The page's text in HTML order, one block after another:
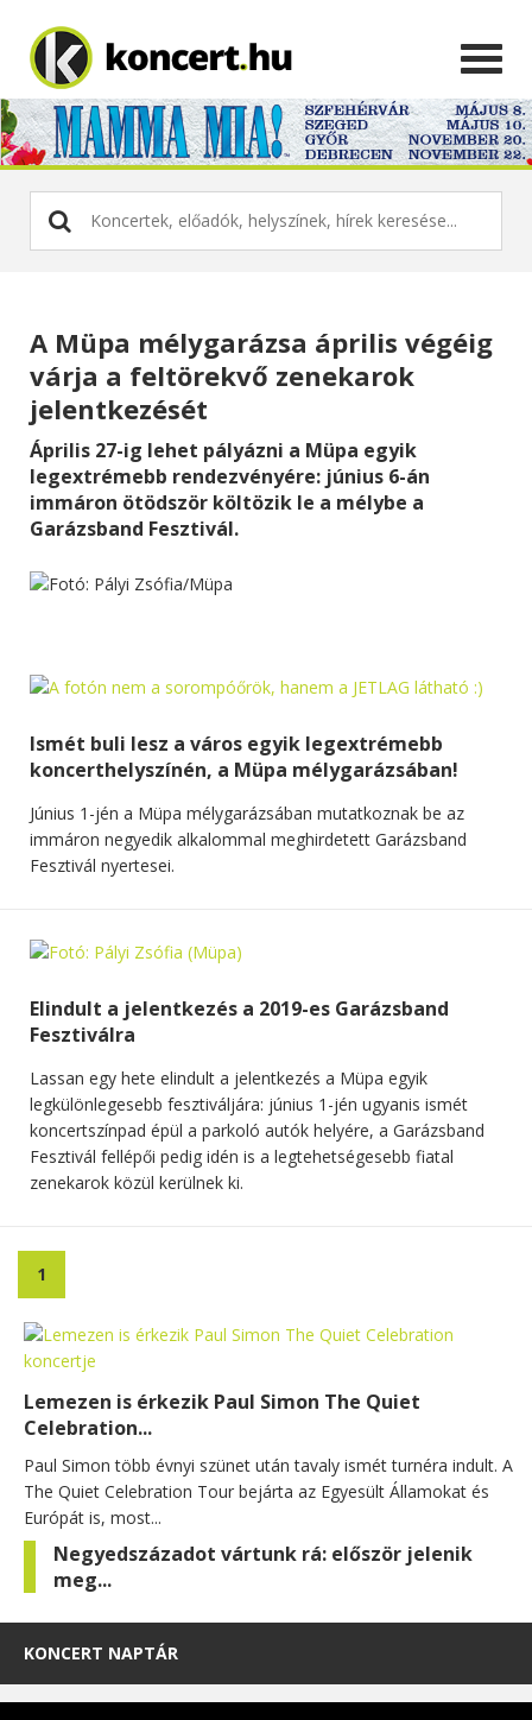
A Müpa mélygarázsa április végéig
várja a feltörekvő zenekarok
jelentkezését
Április 27-ig lehet pályázni a Müpa egyik
legextrémebb rendezvényére: június 6-án
immáron ötödször költözik le a mélybe a
Garázsband Fesztivál.
Ismét buli lesz a város egyik legextrémebb
koncerthelyszínén, a Müpa mélygarázsában!
Június 1-jén a Müpa mélygarázsában mutatkoznak be az
immáron negyedik alkalommal meghirdetett Garázsband
Fesztivál nyertesei.
Elindult a jelentkezés a 2019-es Garázsband
Fesztiválra
Lassan egy hete elindult a jelentkezés a Müpa egyik
legkülönlegesebb fesztiváljára: június 1-jén ugyanis ismét
koncertszínpad épül a parkoló autók helyére, a Garázsband
Fesztivál fellépői pedig idén is a legtehetségesebb fiatal
zenekarok közül kerülnek ki.
1
Lemezen is érkezik Paul Simon The Quiet
Celebration...
Paul Simon több évnyi szünet után tavaly ismét turnéra indult. A
The Quiet Celebration Tour bejárta az Egyesült Államokat és
Európát is, most...
Negyedszázadot vártunk rá: először jelenik
meg...
KONCERT NAPTÁR